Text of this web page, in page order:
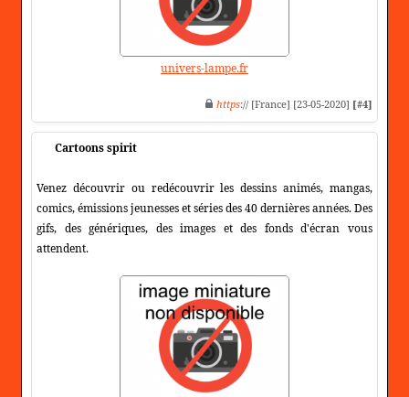
univers-lampe.fr
https:// [France] [23-05-2020] [#4]
Cartoons spirit
Venez découvrir ou redécouvrir les dessins animés, mangas,
comics, émissions jeunesses et séries des 40 dernières années. Des
gifs, des génériques, des images et des fonds d'écran vous
attendent.